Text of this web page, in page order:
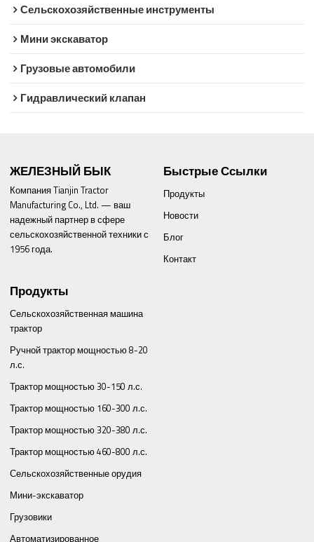
Сельскохозяйственные инструменты
Мини экскаватор
Грузовые автомобили
Гидравлический клапан
ЖЕЛЕЗНЫЙ БЫК
Компания Tianjin Tractor
Manufacturing Co., Ltd. — ваш
надежный партнер в сфере
сельскохозяйственной техники с
1956 года.
Быстрые Ссылки
Продукты
Новости
Блог
Контакт
Продукты
Сельскохозяйственная машина
трактор
Ручной трактор мощностью 8-20
л.с.
Трактор мощностью 30-150 л.с.
Трактор мощностью 160-300 л.с.
Трактор мощностью 320-380 л.с.
Трактор мощностью 460-800 л.с.
Сельскохозяйственные орудия
Мини-экскаватор
Грузовики
Автоматизированное